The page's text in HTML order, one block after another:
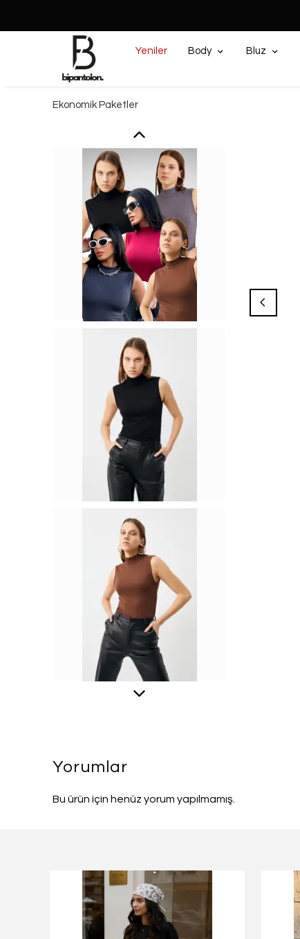
Yeniler Body Bluz
Ekonomik Paketler
Yorumlar
Bu ürün için henüz yorum yapılmamış.